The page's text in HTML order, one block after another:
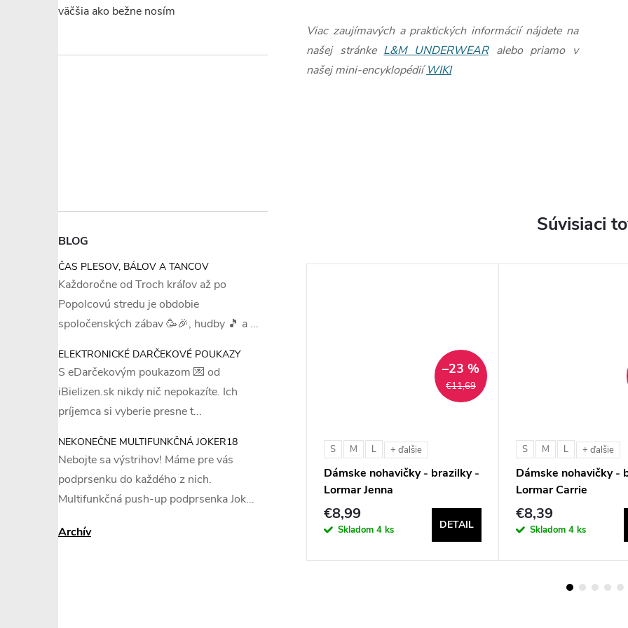
väčšia ako bežne nosím
BLOG
ČAS PLESOV, BÁLOV A TANCOV
Každoročne od Troch kráľov až po
Popolcovú stredu je obdobie
spoločenských zábav 🥳🎉, hudby 🎵 a ...
ELEKTRONICKÉ DARČEKOVÉ POUKAZY
S eDarčekovým poukazom 💌 od
iBielizen.sk nikdy nič nepokazíte. Ich
príjemca si vyberie presne t...
NEKONEČNE MULTIFUNKČNÁ JOKER18
Nebojte sa výstrihov! Máme pre vás
podprsenku do každého z nich.
Multifunkčná push-up podprsenka Jok...
Archív
Viac zaujímavých a praktických informácií nájdete na
našej stránke L&M UNDERWEARalebo priamo v
našej mini-encyklopédiíWIKI
Súvisiaci
€11,79
–7 %
- Lormar
DETAIL
L XL
Formujúce a zoštíhľujúce body
€11,69
–23 %
S M L + ďalšie
Dámske nohavičky - brazilky -
Lormar Jenna
€8,99
Skladom 4 ks DETAIL
S M L + ďalšie
Dámske nohavičky -
Lormar Carrie
€8,39
Skladom 4 ks